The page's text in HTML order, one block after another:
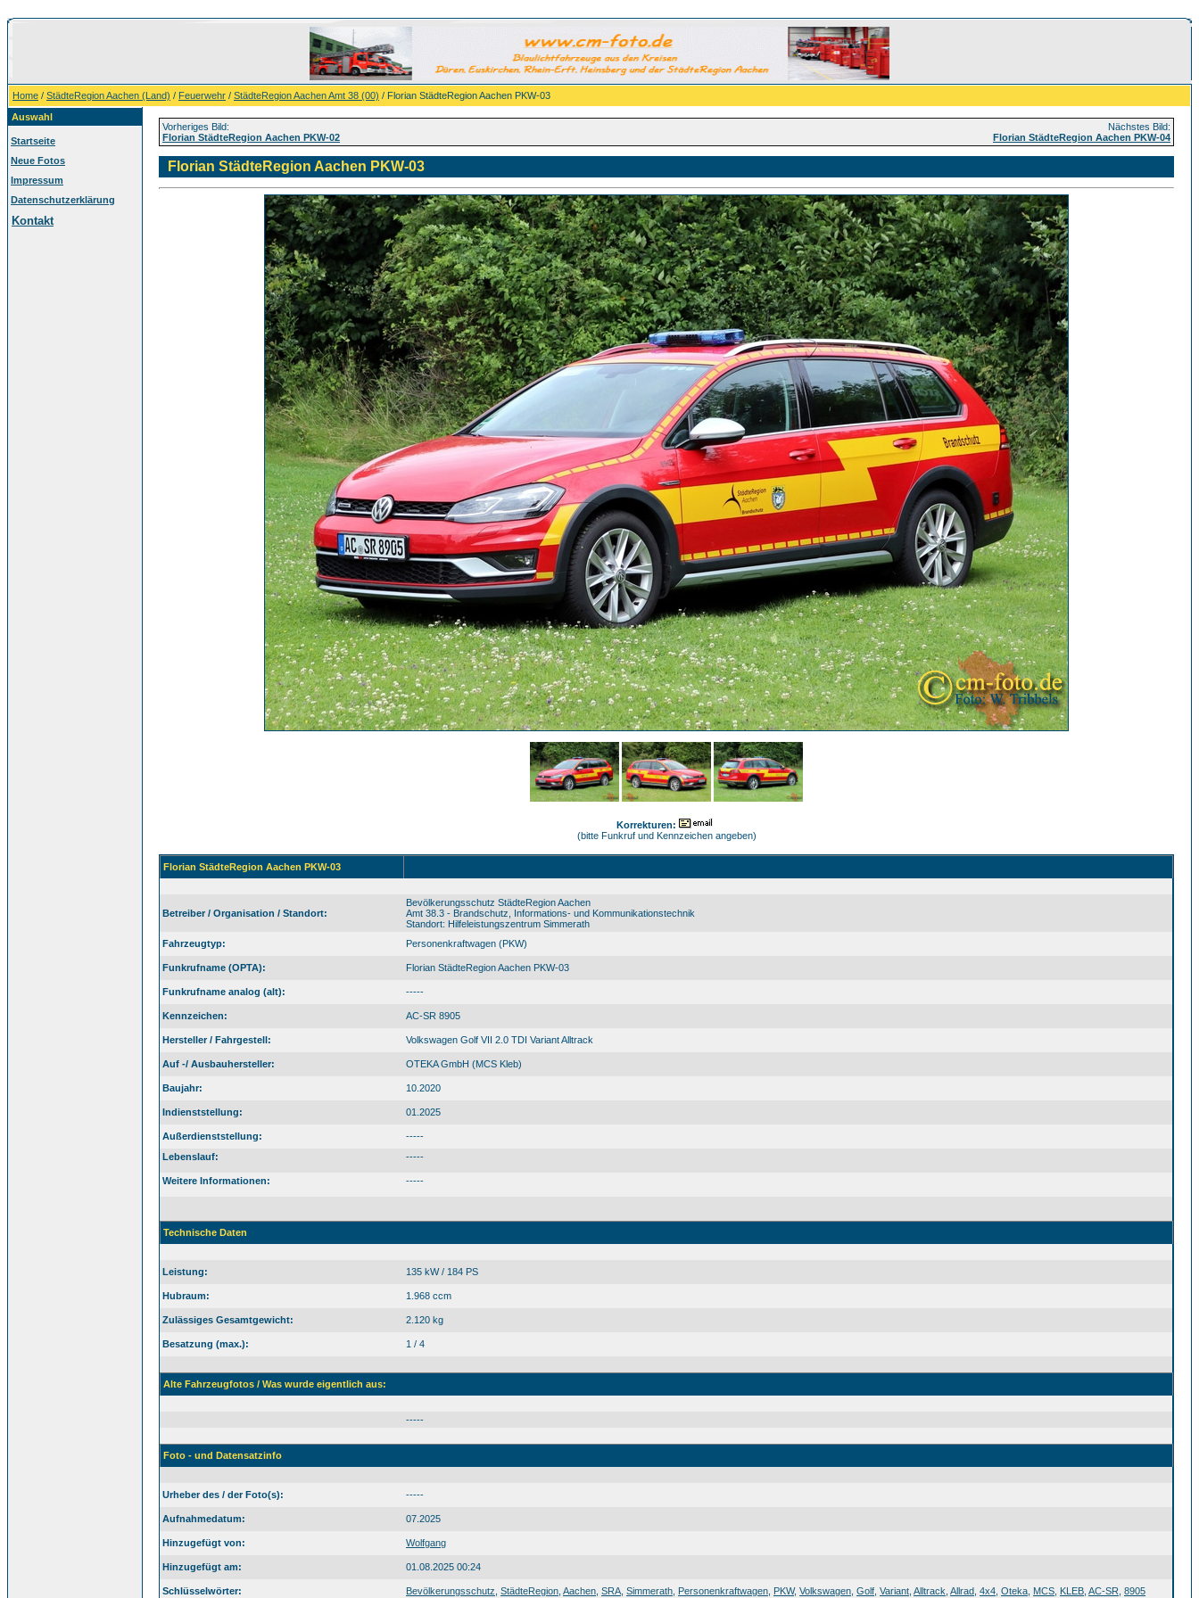
Home / StädteRegion Aachen (Land) / Feuerwehr / StädteRegion Aachen Amt 38 (00) / Florian StädteRegion Aachen PKW-03
Auswahl
Startseite
Neue Fotos
Impressum
Datenschutzerklärung
Kontakt
Vorheriges Bild:
Florian StädteRegion Aachen PKW-02
Nächstes Bild:
Florian StädteRegion Aachen PKW-04
Florian StädteRegion Aachen PKW-03
Korrekturen:
(bitte Funkruf und Kennzeichen angeben)
Florian StädteRegion Aachen PKW-03
Betreiber / Organisation / Standort:
Bevölkerungsschutz StädteRegion Aachen
Amt 38.3 - Brandschutz, Informations- und Kommunikationstechnik
Standort: Hilfeleistungszentrum Simmerath
Fahrzeugtyp:
Personenkraftwagen (PKW)
Funkrufname (OPTA): Florian StädteRegion Aachen PKW-03
Funkrufname analog (alt): -----
Kennzeichen: AC-SR 8905
Hersteller / Fahrgestell: Volkswagen Golf VII 2.0 TDI Variant Alltrack
Auf -/ Ausbauhersteller: OTEKA GmbH (MCS Kleb)
Baujahr: 10.2020
Indienststellung: 01.2025
Außerdienststellung:
-----
Lebenslauf:
-----
Weitere Informationen: -----
Technische Daten
Leistung: 135 kW / 184 PS
Hubraum: 1.968 ccm
Zulässiges Gesamtgewicht: 2.120 kg
Besatzung (max.): 1 / 4
Alte Fahrzeugfotos / Was wurde eigentlich aus:
-----
Foto - und Datensatzinfo
Urheber des / der Foto(s): -----
Aufnahmedatum: 07.2025
Hinzugefügt von: Wolfgang
Hinzugefügt am: 01.08.2025 00:24
Schlüsselwörter: Bevölkerungsschutz StädteRegion Aachen SRA Simmerath Personenkraftwagen PKW, Volkswagen Golf Variant Alltrack Allrad 4x4 Oteka MCS KLEB AC-SR 8905